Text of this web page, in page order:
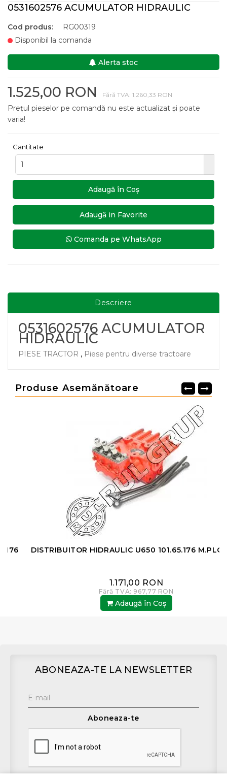
0531602576 ACUMULATOR HIDRAULIC
Cod produs:
RG00319
Disponibil la comanda
Alerta stoc
1.525,00 RON Fără TVA: 1.260,33 RON
Prețul pieselor pe comandă nu este actualizat și poate
varia!
Cantitate
Adaugă în Coş
Adaugă in Favorite
Comanda pe WhatsApp
Descriere
0531602576 ACUMULATOR
HIDRAULIC
PIESE TRACTOR , Piese pentru diverse tractoare
Produse Asemănătoare
DISTRIBUITOR HIDRAULIC U650 101.65.176 M.PLOPENI
1.171,00 RON
Fără TVA: 967,77 RON
Adaugă în Coş
ABONEAZA-TE LA NEWSLETTER
Aboneaza-te